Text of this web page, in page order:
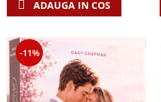
ADAUGA IN COS
-11%